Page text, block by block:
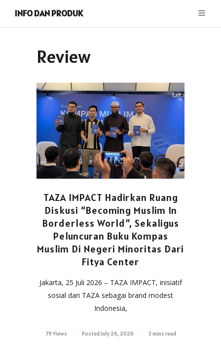
INFO DAN PRODUK
Review
TAZA IMPACT Hadirkan Ruang
Diskusi “Becoming Muslim In
Borderless World”, Sekaligus
Peluncuran Buku Kompas
Muslim Di Negeri Minoritas Dari
Fitya Center
Jakarta, 25 Juli 2026 – TAZA IMPACT, inisiatif
sosial dari TAZA sebagai brand modest
Indonesia,
79 Views Posted July 26, 2026 3 mins read